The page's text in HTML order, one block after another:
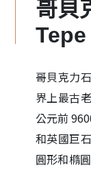
哥貝
Tepe
哥貝克力
界上最古
公元前
和英國巨
圓形和橢